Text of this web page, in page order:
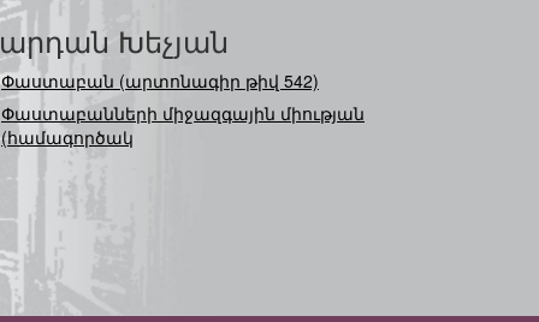
Խեչյան
Փաստաբան (արտոնագիր թիվ 542)
Փաստաբանների միջազգային միության
(համագործակցության)